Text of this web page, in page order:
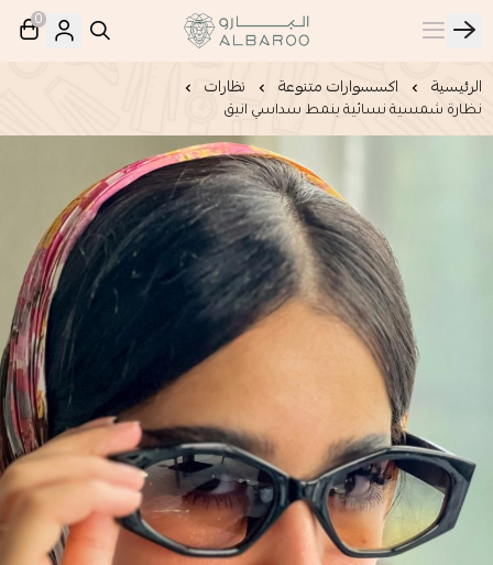
البارو | Albaroo
0
الرئيسية اكسسوارات متنوعة نظارات
نظارة شمسية نسائية بنمط سداسي انيق